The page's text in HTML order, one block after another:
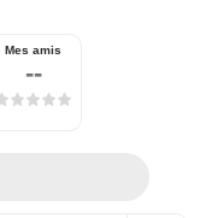
Mes amis
--